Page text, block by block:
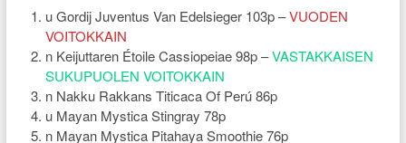
u Gordij Juventus Van Edelsieger 103p –VUODEN
VOITOKKAIN
n Keijuttaren Étoile Cassiopeiae 98p –VASTAKKAISEN
SUKUPUOLEN VOITOKKAIN
n Nakku Rakkans Titicaca Of Perú 86p
u Mayan Mystica Stingray 78p
n Mayan Mystica Pitahaya Smoothie 76p